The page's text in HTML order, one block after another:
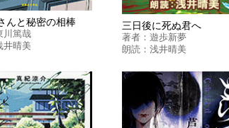
んと秘密の相棒
川篤哉
井晴美
三日後に死ぬ君へ
著者： 遊歩新夢
朗読： 浅井晴美